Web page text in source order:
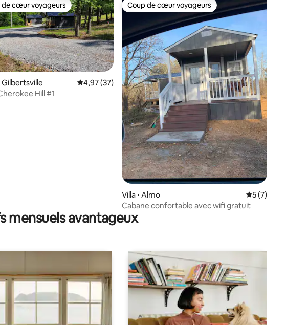
sur la base de 75 commentaires : 5 sur 5
cœur voyageurs les plus appréciés
de cœur voyageurs
Gilbertsville Évaluation moyenne sur la base de 37 commentaires : 4,97 sur 5
4,97 (37)
Hill #1
Coup de cœur voyageurs
Coup de cœur voyageurs
Villa ⋅ Almo Évaluation
5 (7)
Cabane confortable avec wifi gratuit
mensuels avantageux